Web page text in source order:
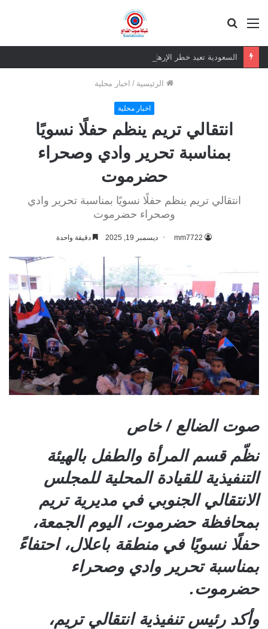
القائمة
السعودية تعيد خطر الإرهاب الغاشم للجنوب العربي
الرئيسية / اخبار محلية
اخبار محلية
انتقالي تريم ينظم حفلًا نسويًا
بمناسبة تحرير وادي وصحراء
حضرموت
انتقالي تريم ينظم حفلًا نسويًا بمناسبة تحرير وادي
وصحراء حضرموت
mm7722 ديسمبر 19, 2025 دقيقة واحدة
صوت الضالع / خاص
نظّم قسم المرأة والطفل بالهيئة
التنفيذية للقيادة المحلية للمجلس
الانتقالي الجنوبي في مديرية تريم
بمحافظة حضرموت، اليوم الجمعة،
حفلًا نسويًا في منطقة باعلال، احتفاءً
بمناسبة تحرير وادي وصحراء
حضرموت.
وأكد رئيس تنفيذية انتقالي تريم،